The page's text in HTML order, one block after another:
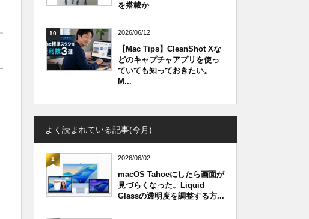
を搭載か
10 2026/06/12
【Mac Tips】CleanShot Xな
どのキャプチャアプリを使っ
ていても知っておきたい。
M...
よく読まれている記事(今月)
1 2026/06/02
macOS Tahoeにしたら画面が
見づらくなった。Liquid
Glassの透明度を調整する方...